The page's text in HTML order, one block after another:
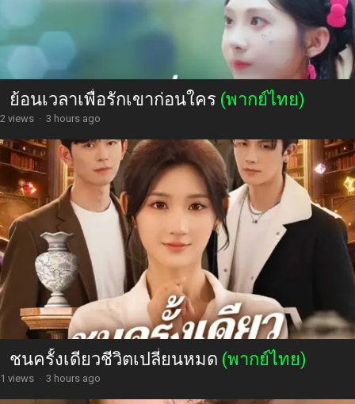
ย้อนเวลาเพื่อรักเขาก่อนใคร (พากย์ไทย)
2 views · 3 hours ago
ชนครั้งเดียวชีวิตเปลี่ยนหมด (พากย์ไทย)
1 views · 3 hours ago